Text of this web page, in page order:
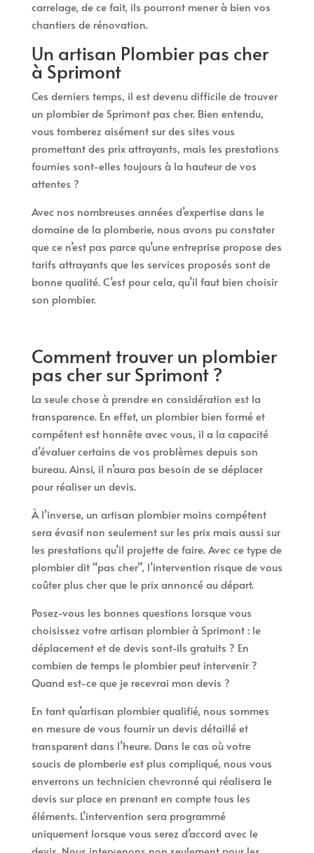
carrelage, de ce fait, ils pourront mener à bien vos
chantiers de rénovation.
Un artisan Plombier pas cher
à Sprimont
Ces derniers temps, il est devenu difficile de trouver
un plombier de Sprimont pas cher. Bien entendu,
vous tomberez aisément sur des sites vous
promettant des prix attrayants, mais les prestations
fournies sont-elles toujours à la hauteur de vos
attentes ?
Avec nos nombreuses années d’expertise dans le
domaine de la plomberie, nous avons pu constater
que ce n’est pas parce qu’une entreprise propose des
tarifs attrayants que les services proposés sont de
bonne qualité. C’est pour cela, qu’il faut bien choisir
son plombier.
Comment trouver un plombier
pas cher sur Sprimont ?
La seule chose à prendre en considération est la
transparence. En effet, un plombier bien formé et
compétent est honnête avec vous, il a la capacité
d’évaluer certains de vos problèmes depuis son
bureau. Ainsi, il n’aura pas besoin de se déplacer
pour réaliser un devis.
À l’inverse, un artisan plombier moins compétent
sera évasif non seulement sur les prix mais aussi sur
les prestations qu’il projette de faire. Avec ce type de
plombier dit “pas cher”, l’intervention risque de vous
coûter plus cher que le prix annoncé au départ.
Posez-vous les bonnes questions lorsque vous
choisissez votre artisan plombier à Sprimont : le
déplacement et de devis sont-ils gratuits ? En
combien de temps le plombier peut intervenir ?
Quand est-ce que je recevrai mon devis ?
En tant qu’artisan plombier qualifié, nous sommes
en mesure de vous fournir un devis détaillé et
transparent dans l’heure. Dans le cas où votre
soucis de plomberie est plus compliqué, nous vous
enverrons un technicien chevronné qui réalisera le
devis sur place en prenant en compte tous les
éléments. L’intervention sera programmé
uniquement lorsque vous serez d’accord avec le